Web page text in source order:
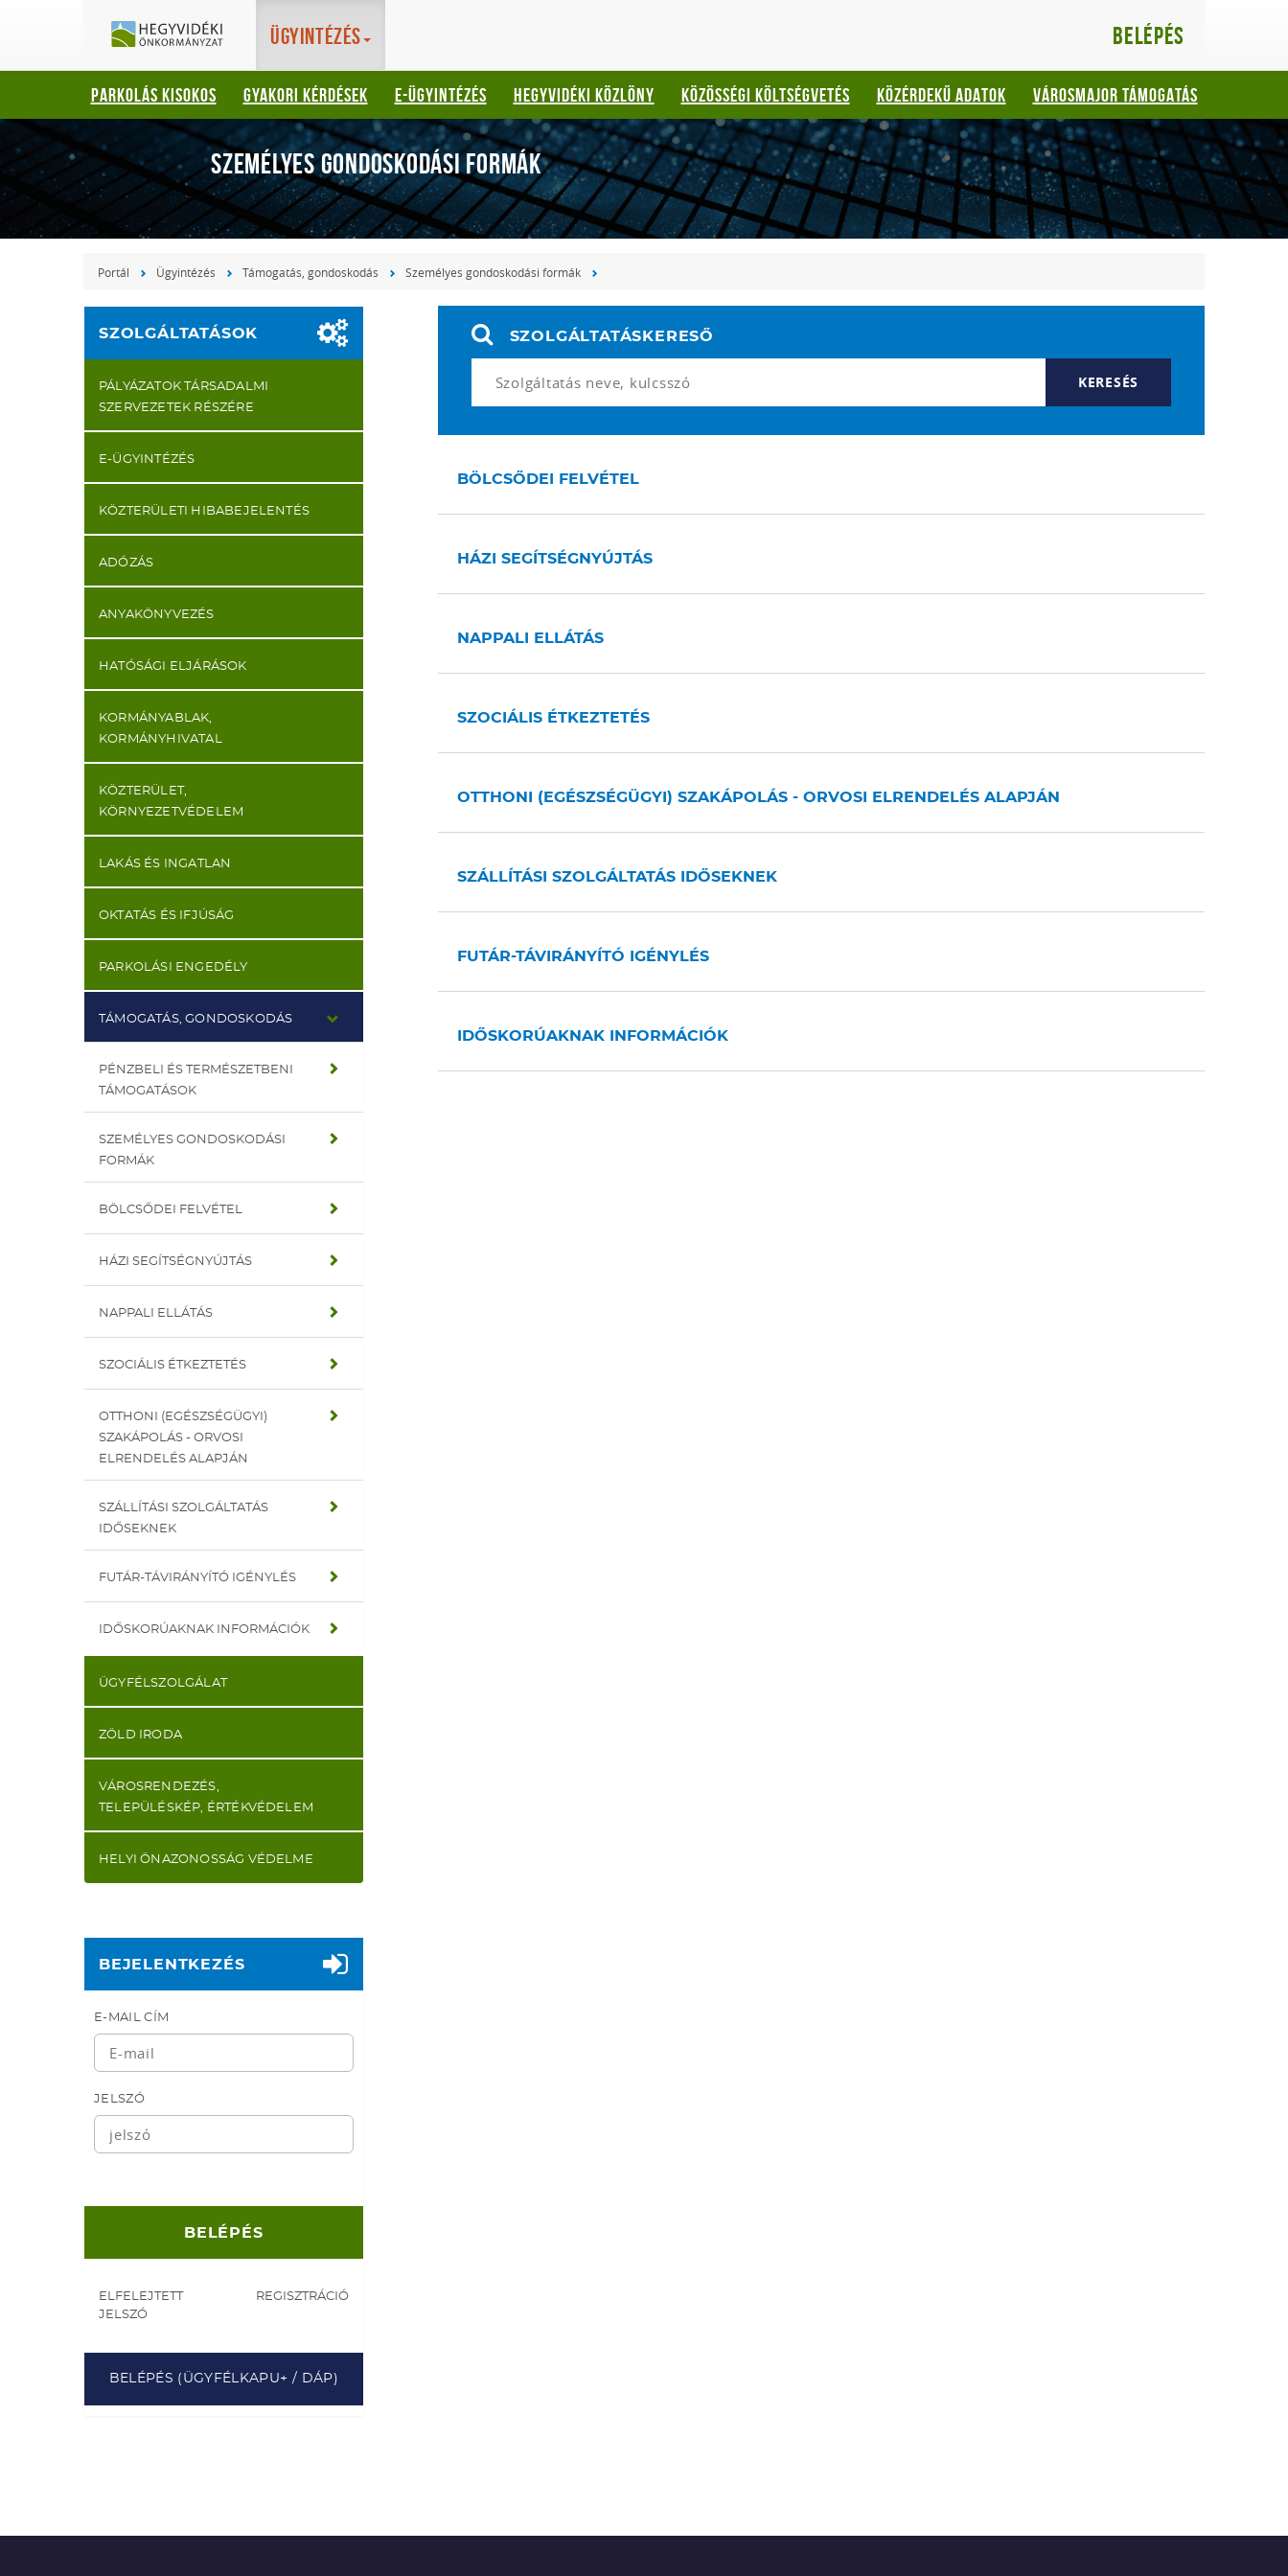
Bejelentkezés:
Hegyvidéki
Önkormányzat
Ügyintézés Belépés
PARKOLÁS KISOKOS GYAKORI KÉRDÉSEK E-ÜGYINTÉZÉS HEGYVIDÉKI KÖZLÖNY KÖZÖSSÉGI KÖLTSÉGVETÉS KÖZÉRDEKŰ ADATOK VÁROSMAJOR TÁMOGATÁS
SZEMÉLYES GONDOSKODÁSI FORMÁK
Portál Ügyintézés Támogatás, gondoskodás Személyes gondoskodási formák
SZOLGÁLTATÁSOK
PÁLYÁZATOK TÁRSADALMI
SZERVEZETEK RÉSZÉRE
E-ÜGYINTÉZÉS
KÖZTERÜLETI HIBABEJELENTÉS
ADÓZÁS
ANYAKÖNYVEZÉS
HATÓSÁGI ELJÁRÁSOK
KORMÁNYABLAK,
KORMÁNYHIVATAL
KÖZTERÜLET,
KÖRNYEZETVÉDELEM
LAKÁS ÉS INGATLAN
OKTATÁS ÉS IFJÚSÁG
PARKOLÁSI ENGEDÉLY
TÁMOGATÁS, GONDOSKODÁS
PÉNZBELI ÉS TERMÉSZETBENI
TÁMOGATÁSOK
SZEMÉLYES GONDOSKODÁSI
FORMÁK
BÖLCSŐDEI FELVÉTEL
HÁZI SEGÍTSÉGNYÚJTÁS
NAPPALI ELLÁTÁS
SZOCIÁLIS ÉTKEZTETÉS
OTTHONI (EGÉSZSÉGÜGYI)
SZAKÁPOLÁS - ORVOSI
ELRENDELÉS ALAPJÁN
SZÁLLÍTÁSI SZOLGÁLTATÁS
IDŐSEKNEK
FUTÁR-TÁVIRÁNYÍTÓ IGÉNYLÉS
IDŐSKORÚAKNAK INFORMÁCIÓK
ÜGYFÉLSZOLGÁLAT
ZÖLD IRODA
VÁROSRENDEZÉS,
TELEPÜLÉSKÉP, ÉRTÉKVÉDELEM
HELYI ÖNAZONOSSÁG VÉDELME
BEJELENTKEZÉS
E-MAIL CÍM
JELSZÓ
ELFELEJTETT
JELSZÓ
REGISZTRÁCIÓ
BELÉPÉS (ÜGYFÉLKAPU+ / DÁP)
SZOLGÁLTATÁSKERESŐ
BÖLCSŐDEI FELVÉTEL
HÁZI SEGÍTSÉGNYÚJTÁS
NAPPALI ELLÁTÁS
SZOCIÁLIS ÉTKEZTETÉS
OTTHONI (EGÉSZSÉGÜGYI) SZAKÁPOLÁS - ORVOSI ELRENDELÉS ALAPJÁN
SZÁLLÍTÁSI SZOLGÁLTATÁS IDŐSEKNEK
FUTÁR-TÁVIRÁNYÍTÓ IGÉNYLÉS
IDŐSKORÚAKNAK INFORMÁCIÓK